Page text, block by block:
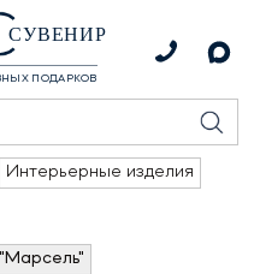
СУВЕНИР
ПОДАРКОВ
Интерьерные изделия